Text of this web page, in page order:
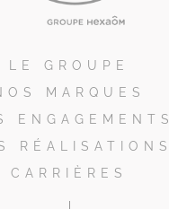
LE GROUPE
MARQUES
ENGAGEMENTS
RÉALISATIONS
CARRIÈRES